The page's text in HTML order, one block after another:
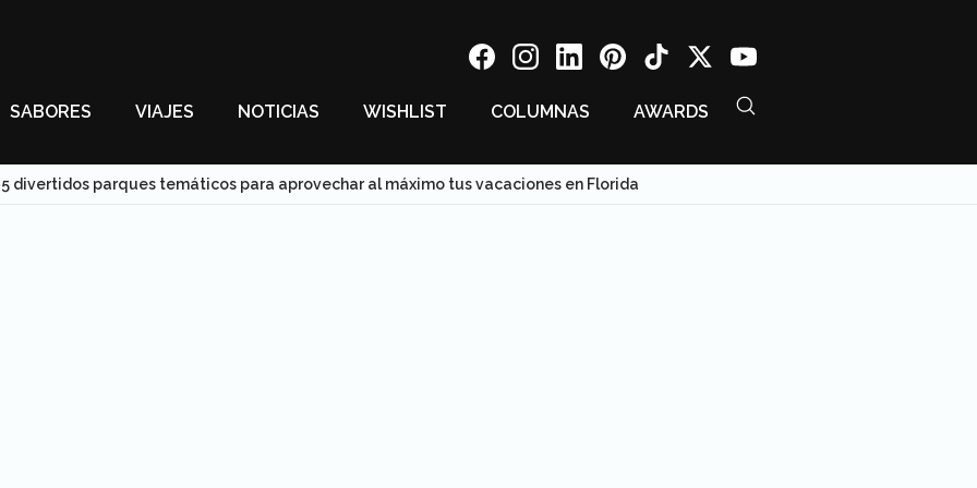
SABORES VIAJES NOTICIAS WISHLIST COLUMNAS AWARDS
5 divertidos parques temáticos para aprovechar al máximo tus vacaciones en Florida